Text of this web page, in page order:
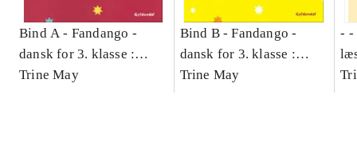
Bind A - Fandango -
dansk for 3. klasse :
grundbog -- Arbejdsbog.
Trine May
Bind B -Fandango -
dansk for 3. klasse :
grundbog -- Arbejdsbog.
Trine May
- -
-